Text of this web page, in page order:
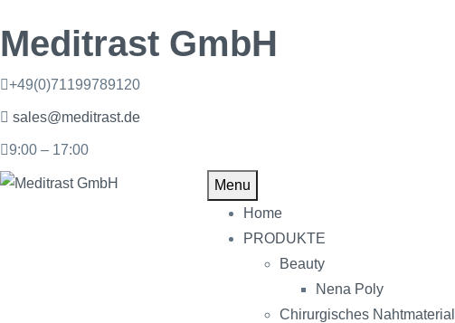
Meditrast GmbH
+49(0)71199789120
sales@meditrast.de
9:00 – 17:00
Menu
Home
PRODUKTE
Beauty
Nena Poly
Chirurgisches Nahtmaterial